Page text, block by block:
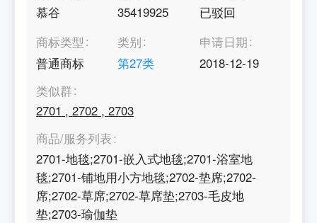
慕谷
35419925
已驳回
商标类型
普通商标
类别
第27类
申请日期
2018-12-19
类似群
2701 ,2702 ,2703
商品/服务列表
2701-地毯;2701-嵌入式地毯;2701-浴室地
毯;2701-铺地用小方地毯;2702-垫席;2702-
席;2702-草席;2702-草席垫;2703-毛皮地
垫;2703-瑜伽垫